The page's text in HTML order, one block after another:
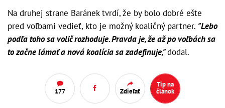
Na druhej strane Baránek tvrdí, že by bolo dobré ešte
pred voľbami vedieť, kto je možný koaličný partner. "Lebo
podľa toho sa volič rozhoduje. Pravda je, že až po voľbách sa
to začne lámať a nová koalícia sa zadefinuje,"dodal.
177 Zdieľať
Tip na
článok